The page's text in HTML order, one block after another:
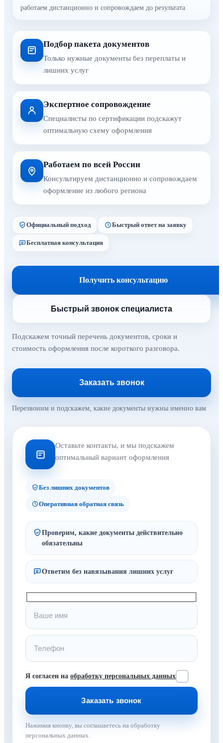
работаем дистанционно и сопровождаем до результата
Подбор пакета документов
Только нужные документы без переплаты и
лишних услуг
Экспертное сопровождение
Специалисты по сертификации подскажут
оптимальную схему оформления
Работаем по всей России
Консультируем дистанционно и сопровождаем
оформление из любого региона
Официальный подход Быстрый ответ на заявку
Бесплатная консультация
Получить консультацию
Быстрый звонок специалиста
Подскажем точный перечень документов, сроки и
стоимость оформления после короткого разговора.
Заказать звонок
Перезвоним и подскажем, какие документы нужны именно вам
Оставьте контакты, и мы подскажем
оптимальный вариант оформления
Без лишних документов
Оперативная обратная связь
Проверим, какие документы действительно
обязательны
Ответим без навязывания лишних услуг
Я согласен на обработку персональных данных
Нажимая кнопку, вы соглашаетесь на обработку
персональных данных.